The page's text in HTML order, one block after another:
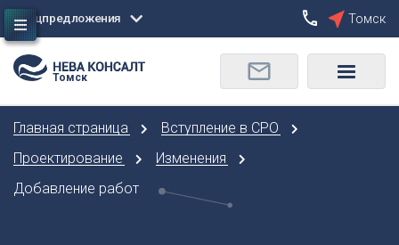
Сбросить
Москва
Санкт-Петербург
Астрахань
О
Орел
Спецпредложения Томск
Томск
Главная страница
Вступление в СРО
Проектирование
Изменения
Добавление работ